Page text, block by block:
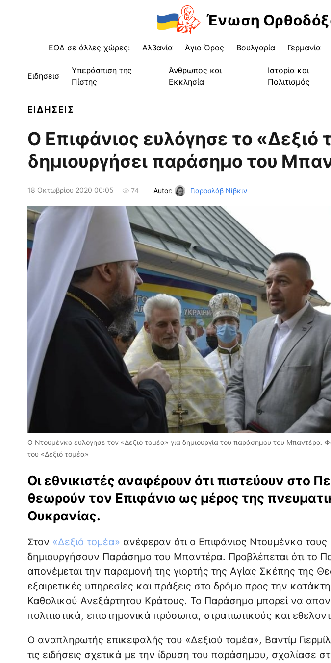
Ένωση
ΕΟΔ σε άλλες χώρες: Αλβανία Άγιο Όρος Βουλγαρία Γερμανία
Ειδησεισ
Υπεράσπιση της
Πίστης
Άνθρωπος και
Εκκλησία
Ιστορία και
Πολιτισμός
ΕΙΔΗΣΕΙΣ
Ο Επιφάνιος ευλόγησε το «Δεξιό
δημιουργήσει παράσημο του
18 Οκτωβρίου 2020 00:05 74 Autor: Γιαροσλάβ Νίβκιν
Ο Ντουμένκο ευλόγησε τον «Δεξιό τομέα» για δημιουργία του παράσημου του Μπαντέρα.
του «Δεξιό τομέα»
Οι εθνικιστές αναφέρουν ότι πιστεύουν στο
θεωρούν τον Επιφάνιο ως μέρος της
Ουκρανίας.
Στον «Δεξιό τομέα» ανέφεραν ότι ο Επιφάνιος Ντουμένκο
δημιουργήσουν Παράσημο του Μπαντέρα. Προβλέπεται ότι το
απονέμεται την παραμονή της γιορτής της Αγίας Σκέπης της
εξαιρετικές υπηρεσίες και πράξεις στο δρόμο προς την
Καθολικού Ανεξάρτητου Κράτους. Το Παράσημο μπορεί να
πολιτιστικά, επιστημονικά πρόσωπα, στρατιωτικούς και
Ο αναπληρωτής επικεφαλής του «Δεξιού τομέα», Βαντίμ
τις ειδήσεις σχετικά με την ίδρυση του παράσημου, σχολίασε